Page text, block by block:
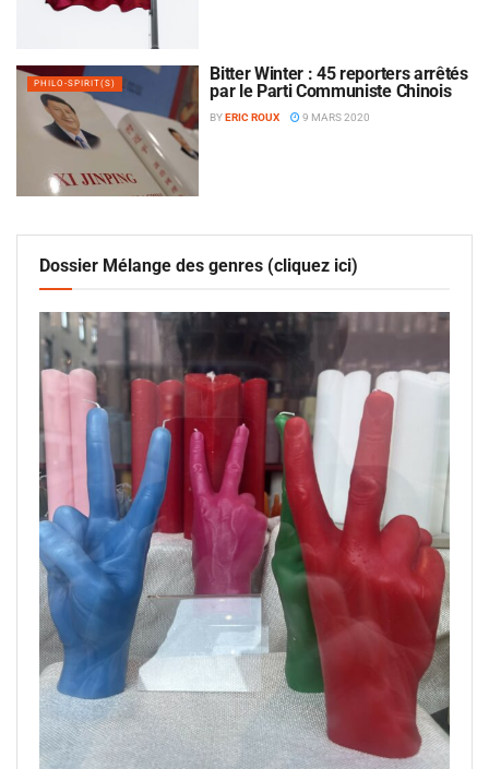
PHILO-SPIRIT(S)
Bitter Winter : 45 reporters arrêtés
par le Parti Communiste Chinois
BYERIC ROUX 9 MARS 2020
Dossier Mélange des genres (cliquez ici)